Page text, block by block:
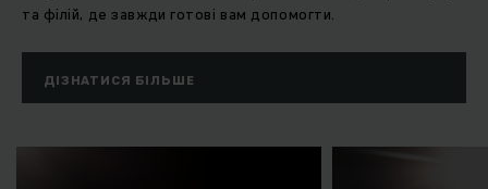
та філій, де завжди готові вам допомогти.
ДІЗНАТИСЯ БІЛЬШЕ